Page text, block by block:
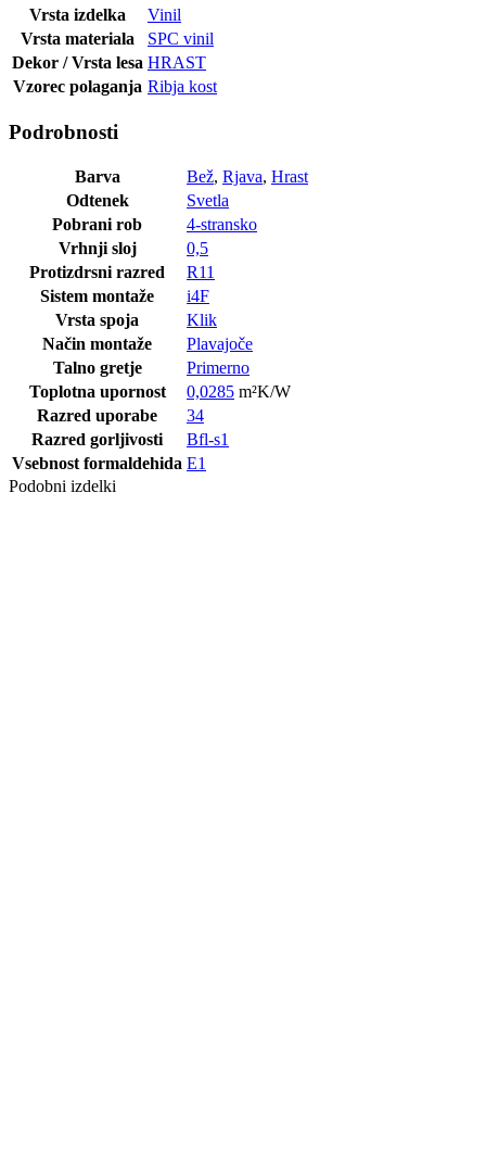
Vrsta izdelka
Vinil
Vrsta materiala
SPC vinil
Dekor / Vrsta lesa HRAST
Vzorec polaganja Ribja kost
Podrobnosti
Barva Bež, Rjava, Hrast
Odtenek
Svetla
Pobrani rob
4-stransko
Vrhnji sloj
0,5
Protizdrsni razred
R11
Sistem montaže
i4F
Vrsta spoja
Klik
Način montaže
Plavajoče
Talno gretje
Primerno
Toplotna upornost
0,0285 m²K/W
Razred uporabe
34
Razred gorljivosti
Bfl-s1
Vsebnost formaldehida E1
Podobni izdelki